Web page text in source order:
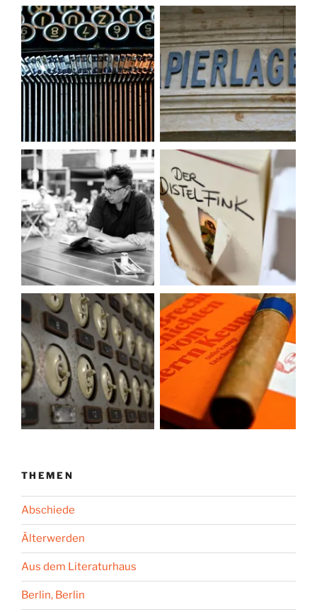
THEMEN
Abschiede
Älterwerden
Aus dem Literaturhaus
Berlin, Berlin